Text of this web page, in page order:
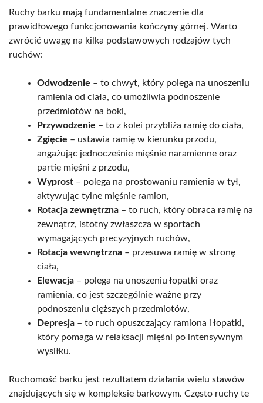
Ruchy barku mają fundamentalne znaczenie dla
prawidłowego funkcjonowania kończyny górnej. Warto
zwrócić uwagę na kilka podstawowych rodzajów tych
ruchów:
Odwodzenie – to chwyt, który polega na unoszeniu
ramienia od ciała, co umożliwia podnoszenie
przedmiotów na boki,
Przywodzenie – to z kolei przybliża ramię do ciała,
Zgięcie – ustawia ramię w kierunku przodu,
angażując jednocześnie mięśnie naramienne oraz
partie mięśni z przodu,
Wyprost – polega na prostowaniu ramienia w tył,
aktywując tylne mięśnie ramion,
Rotacja zewnętrzna – to ruch, który obraca ramię na
zewnątrz, istotny zwłaszcza w sportach
wymagających precyzyjnych ruchów,
Rotacja wewnętrzna – przesuwa ramię w stronę
ciała,
Elewacja – polega na unoszeniu łopatki oraz
ramienia, co jest szczególnie ważne przy
podnoszeniu cięższych przedmiotów,
Depresja – to ruch opuszczający ramiona i łopatki,
który pomaga w relaksacji mięśni po intensywnym
wysiłku.
Ruchomość barku jest rezultatem działania wielu stawów
znajdujących się w kompleksie barkowym. Często ruchy te